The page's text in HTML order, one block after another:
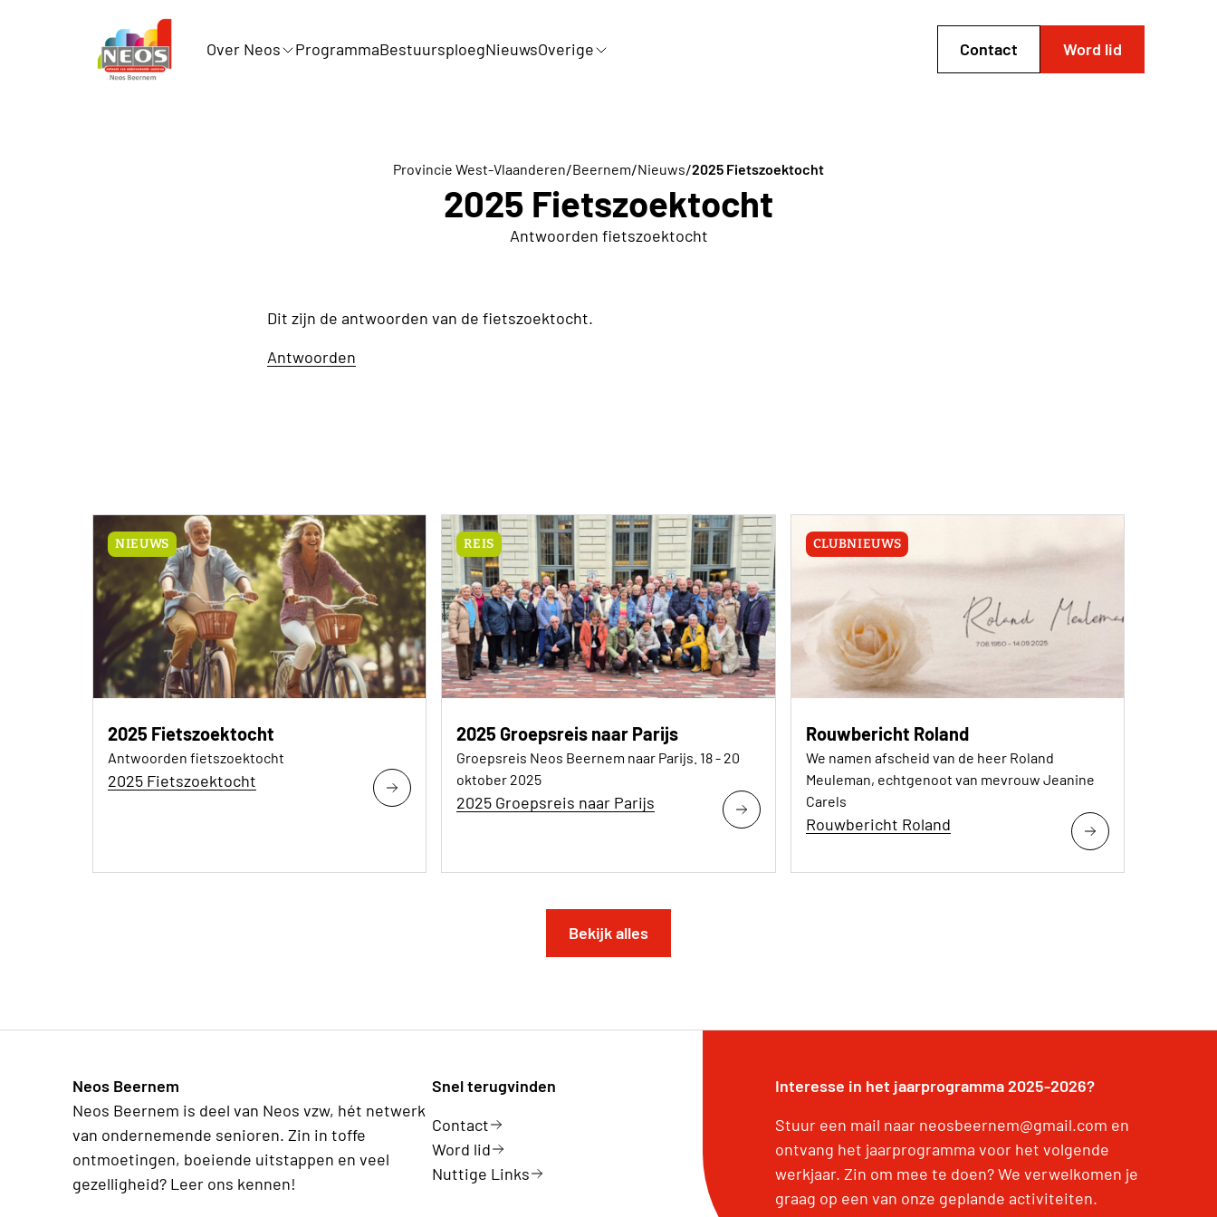
Over Neos ProgrammaBestuursploegNieuwsOverige Contact Word lid
Provincie West-Vlaanderen/Beernem/Nieuws/2025 Fietszoektocht
2025 Fietszoektocht
Antwoorden fietszoektocht
Dit zijn de antwoorden van de fietszoektocht.
Antwoorden
NIEUWS
2025 Fietszoektocht
Antwoorden fietszoektocht
2025 Fietszoektocht
REIS
2025 Groepsreis naar Parijs
Groepsreis Neos Beernem naar Parijs. 18 - 20
oktober 2025
2025 Groepsreis naar Parijs
CLUBNIEUWS
Rouwbericht Roland
We namen afscheid van de heer Roland
Meuleman, echtgenoot van mevrouw Jeanine
Carels
Rouwbericht Roland
Bekijk alles
Neos Beernem
Neos Beernem is deel van Neos vzw, hét netwerk
van ondernemende senioren. Zin in toffe
ontmoetingen, boeiende uitstappen en veel
gezelligheid? Leer ons kennen!
Snel terugvinden
Contact
Word lid
Nuttige Links
Interesse in het jaarprogramma 2025-2026?
Stuur een mail naar neosbeernem@gmail.com en
ontvang het jaarprogramma voor het volgende
werkjaar. Zin om mee te doen? We verwelkomen je
graag op een van onze geplande activiteiten.